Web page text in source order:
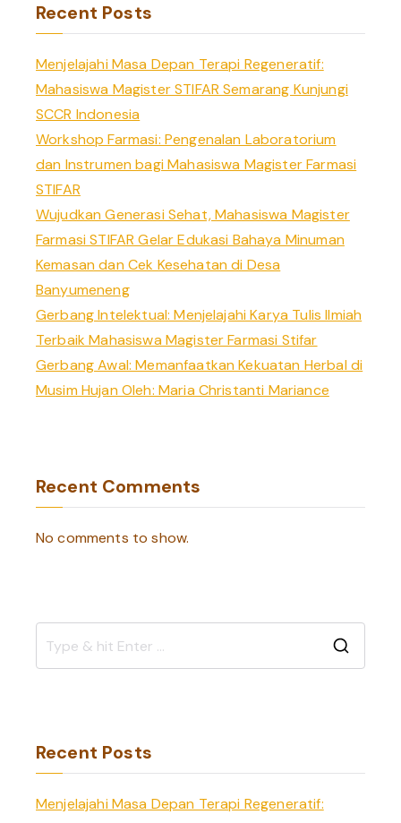
Recent Posts
Menjelajahi Masa Depan Terapi Regeneratif:
Mahasiswa Magister STIFAR Semarang Kunjungi
SCCR Indonesia
Workshop Farmasi: Pengenalan Laboratorium
dan Instrumen bagi Mahasiswa Magister Farmasi
STIFAR
Wujudkan Generasi Sehat, Mahasiswa Magister
Farmasi STIFAR Gelar Edukasi Bahaya Minuman
Kemasan dan Cek Kesehatan di Desa
Banyumeneng
Gerbang Intelektual: Menjelajahi Karya Tulis Ilmiah
Terbaik Mahasiswa Magister Farmasi Stifar
Gerbang Awal: Memanfaatkan Kekuatan Herbal di
Musim Hujan Oleh: Maria Christanti Mariance
Recent Comments
No comments to show.
Recent Posts
Menjelajahi Masa Depan Terapi Regeneratif: